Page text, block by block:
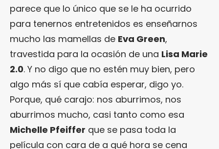
parece que lo único que se le ha ocurrido
para tenernos entretenidos es enseñarnos
mucho las mamellas de Eva Green,
travestida para la ocasión de una Lisa Marie
2.0. Y no digo que no estén muy bien, pero
algo más sí que cabía esperar, digo yo.
Porque, qué carajo: nos aburrimos, nos
aburrimos mucho, casi tanto como esa
Michelle Pfeiffer que se pasa toda la
película con cara de a qué hora se cena